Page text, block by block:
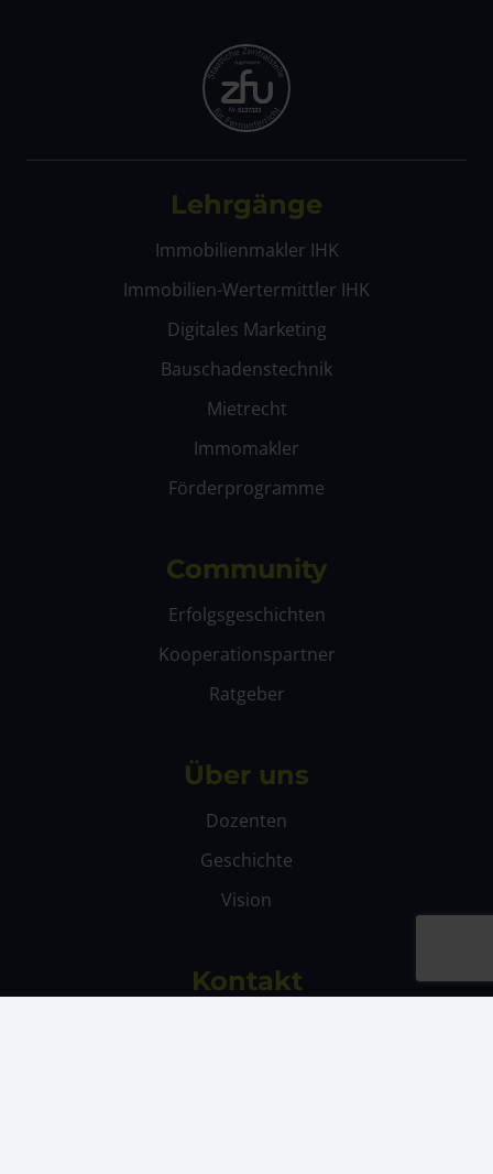
Lehrgänge
Immobilienmakler IHK
Immobilien-Wertermittler IHK
Digitales Marketing
Bauschadenstechnik
Mietrecht
Immomakler
Förderprogramme
Community
Erfolgsgeschichten
Kooperationspartner
Ratgeber
Über uns
Dozenten
Geschichte
Vision
Kontakt